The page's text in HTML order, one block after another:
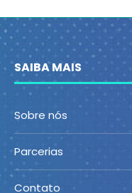
SAIBA MAIS
Sobre nós
Parcerias
Contato